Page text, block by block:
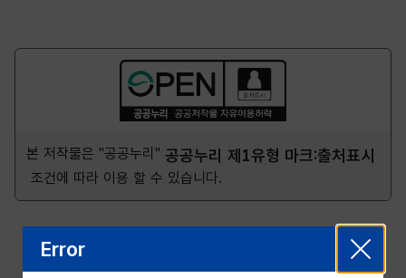
본 저작물은 "공공누리" 공공누리 제1유형 마크:출처표시
조건에 따라 이용 할 수 있습니다.
Error